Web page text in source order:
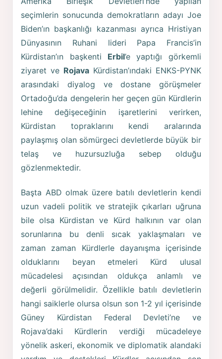
seçimlerin sonucunda demokratların adayı Joe
Biden’ın başkanlığı kazanması ayrıca Hristiyan
Dünyasının Ruhani lideri Papa Francis’in
Kürdistan’ın başkenti Erbil’e yaptığı görkemli
ziyaret ve Rojava Kürdistan’ındaki ENKS-PYNK
arasındaki diyalog ve dostane görüşmeler
Ortadoğu’da dengelerin her geçen gün Kürdlerin
lehine değişeceğinin işaretlerini verirken,
Kürdistan topraklarını kendi aralarında
paylaşmış olan sömürgeci devletlerde büyük bir
telaş ve huzursuzluğa sebep olduğu
gözlenmektedir.
Başta ABD olmak üzere batılı devletlerin kendi
uzun vadeli politik ve stratejik çıkarları uğruna
bile olsa Kürdistan ve Kürd halkının var olan
sorunlarına bu denli sıcak yaklaşmaları ve
zaman zaman Kürdlerle dayanışma içerisinde
olduklarını beyan etmeleri Kürd ulusal
mücadelesi açısından oldukça anlamlı ve
değerli görülmelidir. Özellikle batılı devletlerin
hangi saiklerle olursa olsun son 1-2 yıl içerisinde
Güney Kürdistan Federal Devleti’ne ve
Rojava’daki Kürdlerin verdiği mücadeleye
yönelik askeri, ekonomik ve diplomatik alandaki